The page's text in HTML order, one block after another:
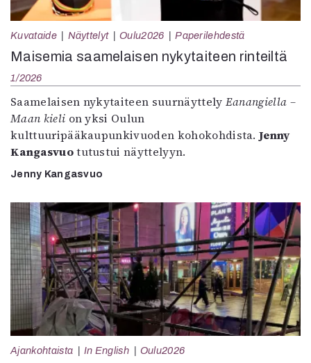
Kuvataide Näyttelyt Oulu2026 Paperilehdestä
Maisemia saamelaisen nykytaiteen rinteiltä
1/2026
Saamelaisen nykytaiteen suurnäyttely Eanangiella –
Maan kieli on yksi Oulun
kulttuuripääkaupunkivuoden kohokohdista.Jenny
Kangasvuotutustui näyttelyyn.
Jenny Kangasvuo
Ajankohtaista In English Oulu2026